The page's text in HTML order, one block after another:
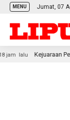
MENU Jumat, 07
Kejuaraan Pencak Silat